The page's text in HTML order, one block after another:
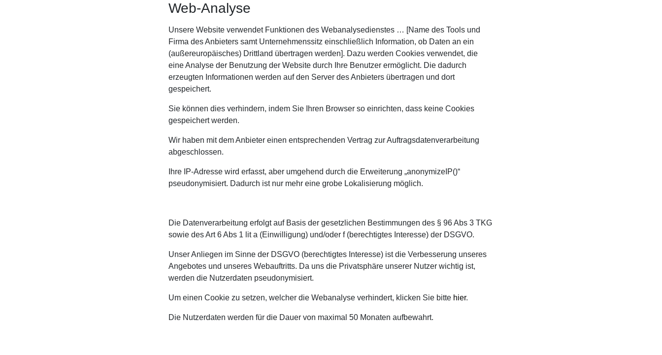
Web-Analyse
Unsere Website verwendet Funktionen des Webanalysedienstes … [Name des Tools und
Firma des Anbieters samt Unternehmenssitz einschließlich Information, ob Daten an ein
(außereuropäisches) Drittland übertragen werden]. Dazu werden Cookies verwendet, die
eine Analyse der Benutzung der Website durch Ihre Benutzer ermöglicht. Die dadurch
erzeugten Informationen werden auf den Server des Anbieters übertragen und dort
gespeichert.
Sie können dies verhindern, indem Sie Ihren Browser so einrichten, dass keine Cookies
gespeichert werden.
Wir haben mit dem Anbieter einen entsprechenden Vertrag zur Auftragsdatenverarbeitung
abgeschlossen.
Ihre IP-Adresse wird erfasst, aber umgehend durch die Erweiterung „anonymizeIP()“
pseudonymisiert. Dadurch ist nur mehr eine grobe Lokalisierung möglich.
Die Datenverarbeitung erfolgt auf Basis der gesetzlichen Bestimmungen des § 96 Abs 3 TKG
sowie des Art 6 Abs 1 lit a (Einwilligung) und/oder f (berechtigtes Interesse) der DSGVO.
Unser Anliegen im Sinne der DSGVO (berechtigtes Interesse) ist die Verbesserung unseres
Angebotes und unseres Webauftritts. Da uns die Privatsphäre unserer Nutzer wichtig ist,
werden die Nutzerdaten pseudonymisiert.
Um einen Cookie zu setzen, welcher die Webanalyse verhindert, klicken Sie bitte hier.
Die Nutzerdaten werden für die Dauer von maximal 50 Monaten aufbewahrt.